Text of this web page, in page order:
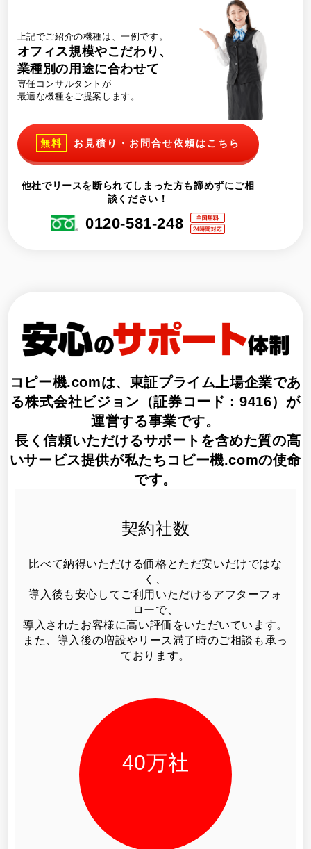
上記でご紹介の機種は、一例です。
オフィス規模やこだわり、
業種別の用途に合わせて
専任コンサルタントが
最適な機種をご提案します。
無料 お見積り・お問合せ依頼はこちら
他社でリースを断られてしまった方も諦めずにご相
談ください！
0120-581-248
コピー機.comは、 東証プライム上場企業であ
る株式会社ビジョン（証券コード：9416） が
運営する事業です。
長く信頼いただけるサポートを含めた質の高
いサービス提供が私たちコピー機.comの使命
です。
契約社数
比べて納得いただける価格とただ安いだけではな
く、
導入後も安心してご利用いただけるアフターフォ
ローで、
導入されたお客様に高い評価をいただいています。
また、導入後の増設やリース満了時のご相談も承っ
ております。
40万社